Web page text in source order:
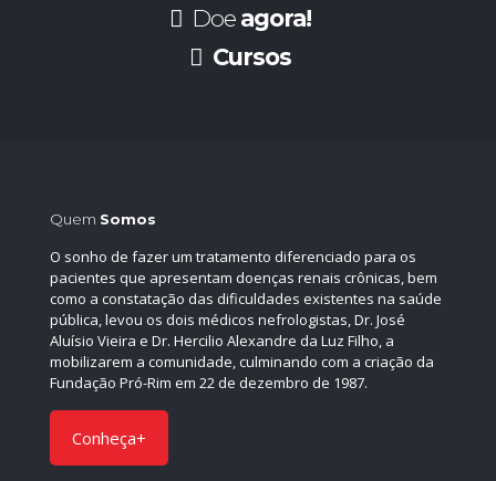
Doe agora!
Cursos
Quem Somos
O sonho de fazer um tratamento diferenciado para os
pacientes que apresentam doenças renais crônicas, bem
como a constatação das dificuldades existentes na saúde
pública, levou os dois médicos nefrologistas, Dr. José
Aluísio Vieira e Dr. Hercilio Alexandre da Luz Filho, a
mobilizarem a comunidade, culminando com a criação da
Fundação Pró-Rim em 22 de dezembro de 1987.
Conheça+